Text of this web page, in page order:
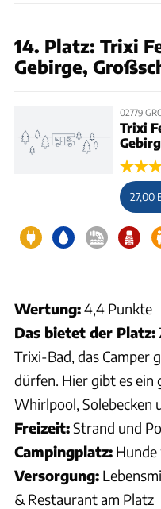
14. Platz: Trixi
Gebirge,
02779
Trixi
27,00
Wertung:4,4 Punkte
Das bietet der Platz:
Trixi-Bad, das Camper
dürfen. Hier gibt es ein
Whirlpool, Solebecken
Freizeit:Strand und
Campingplatz:
Versorgung:
& Restaurant am Platz